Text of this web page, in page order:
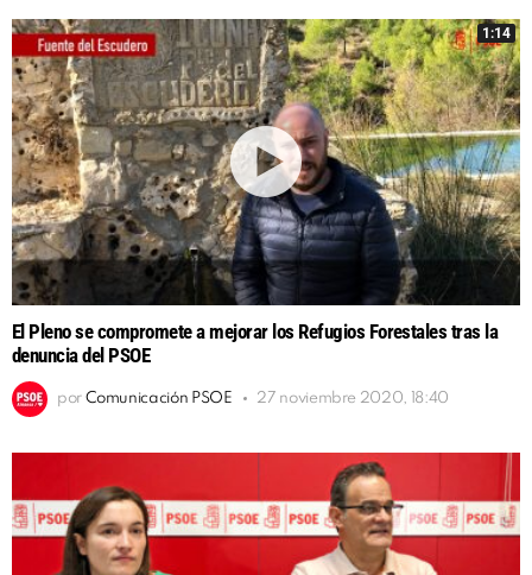
1:14
El Pleno se compromete a mejorar los Refugios Forestales tras la
denuncia del PSOE
por Comunicación PSOE 27 noviembre 2020, 18:40